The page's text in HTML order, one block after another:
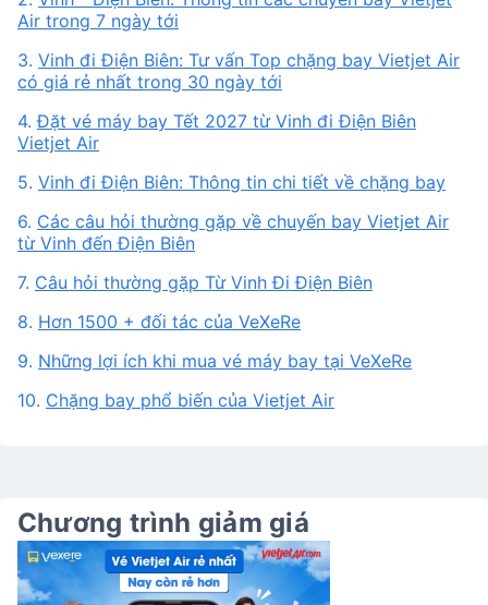
Air trong 7 ngày tới
3. Vinh đi Điện Biên: Tư vấn Top chặng bay Vietjet Air
có giá rẻ nhất trong 30 ngày tới
4.Đặt vé máy bay Tết 2027 từ Vinh đi Điện Biên
Vietjet Air
5. Vinh đi Điện Biên: Thông tin chi tiết về chặng bay
6. Các câu hỏi thường gặp về chuyến bay Vietjet Air
từ Vinh đến Điện Biên
7. Câu hỏi thường gặp Từ Vinh Đi Điện Biên
8. Hơn 1500 + đối tác của VeXeRe
9. Những lợi ích khi mua vé máy bay tại VeXeRe
10. Chặng bay phổ biến của Vietjet Air
Chương trình giảm giá